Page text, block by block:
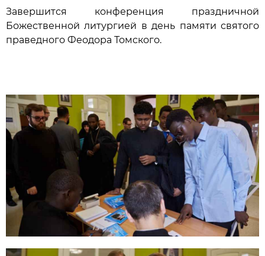
Завершится конференция праздничной
Божественной литургией в день памяти святого
праведного Феодора Томского.